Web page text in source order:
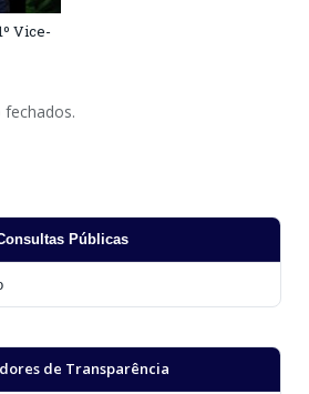
Vice-
Públicas
de Transparência